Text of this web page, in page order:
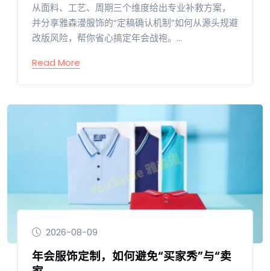
从面料、工艺、周期三个维度给出专业补救方案，
并分享雅森漫服饰的“定稿确认机制”如何从源头规避
改版风险，帮你省心搞定年会战袍。...
Read More
2026-08-09
年会服饰定制，如何避免“买家秀”与“卖